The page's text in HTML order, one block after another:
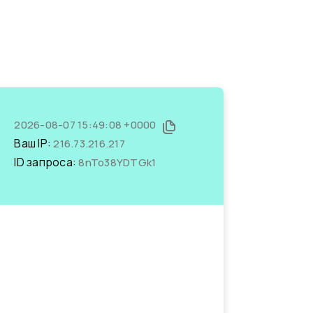
2026-08-07 15:49:08 +0000
Ваш IP:216.73.216.217
ID запроса:8nTo38YDTGk1